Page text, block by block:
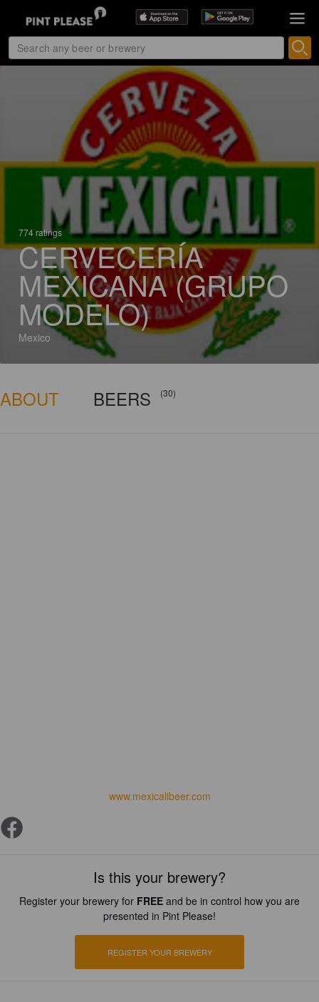
774 ratings
CERVECERÍA
MEXICANA (GRUPO
MODELO)
Mexico
ABOUT BEERS (30)
www.mexicalibeer.com
Is this your brewery?
Register your brewery for FREE and be in control how you are
presented in Pint Please!
REGISTER YOUR BREWERY